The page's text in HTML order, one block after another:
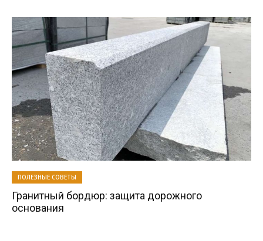
ПОЛЕЗНЫЕ СОВЕТЫ
Гранитный бордюр: защита дорожного
основания